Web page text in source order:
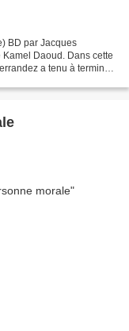
BD par Jacques
Daoud. Dans cette
a tenu à terminer